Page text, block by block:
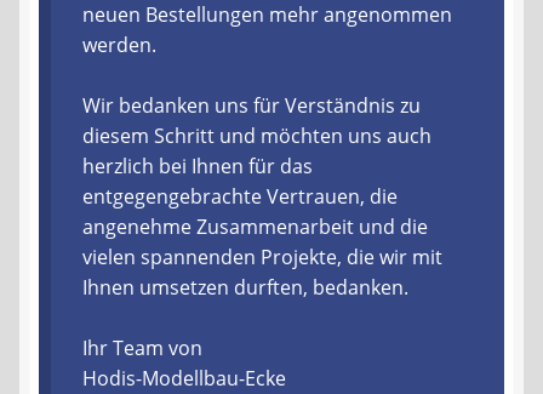
Gutschein
Batterien- und Akku Verordnung
Elektro- und Elektronikgeräte Verordnung
Öle- und Schmierstoff Verordnung
Vereine & Foren
Kontakt
neuen Bestellungen mehr angenommen
werden.
Wir bedanken uns für Verständnis zu
diesem Schritt und möchten uns auch
herzlich bei Ihnen für das
entgegengebrachte Vertrauen, die
angenehme Zusammenarbeit und die
vielen spannenden Projekte, die wir mit
Ihnen umsetzen durften, bedanken.
Ihr Team von
Hodis-Modellbau-Ecke